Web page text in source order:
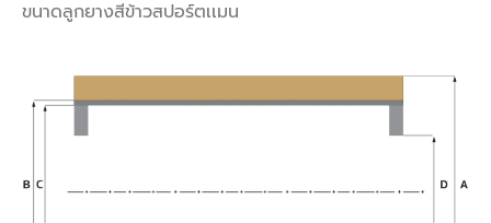
ขนาดลูกยางสีข้าวสปอร์ตเเมน